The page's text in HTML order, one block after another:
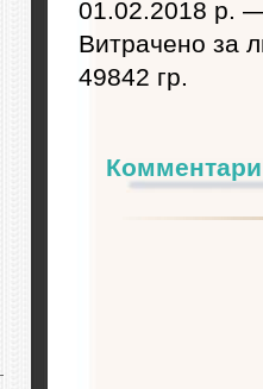
01.02.2018 р.
Витрачено за
49842 гр.